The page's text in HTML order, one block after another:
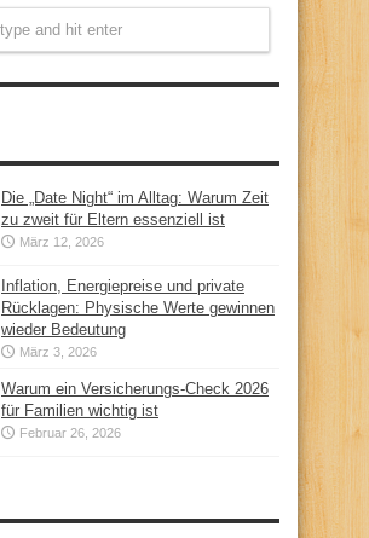
Die „Date Night“ im Alltag: Warum Zeit
zu zweit für Eltern essenziell ist
März 12, 2026
Inflation, Energiepreise und private
Rücklagen: Physische Werte gewinnen
wieder Bedeutung
März 3, 2026
Warum ein Versicherungs-Check 2026
für Familien wichtig ist
Februar 26, 2026